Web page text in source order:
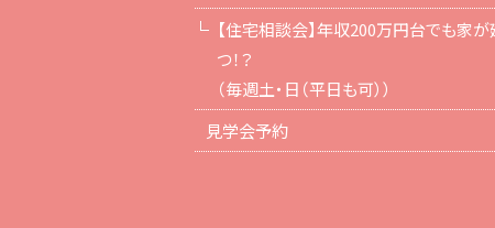
【住宅相談会】年収200万円台でも家が
つ！？
（毎週土・日（平日も可））
見学会予約